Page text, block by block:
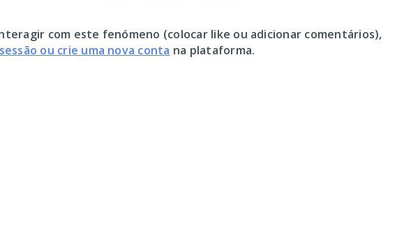
com este fenómeno (colocar like ou adicionar comentários),
ou crie uma nova conta na plataforma.